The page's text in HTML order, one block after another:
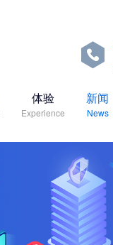

体验
Experience
新闻
News